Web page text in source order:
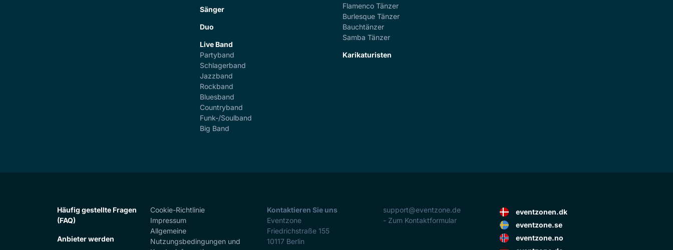
Sänger
Duo
Live Band
Partyband
Schlagerband
Jazzband
Rockband
Bluesband
Countryband
Funk-/Soulband
Big Band
Flamenco Tänzer
Burlesque Tänzer
Bauchtänzer
Samba Tänzer
Karikaturisten
Häufig gestellte Fragen
(FAQ)
Anbieter werden
Cookie-Richtlinie
Impressum
Allgemeine
Nutzungsbedingungen und
Kontaktieren Sie uns
Eventzone
Friedrichstraße 155
10117 Berlin
support@eventzone.de
- Zum Kontaktformular
eventzonen.dk
eventzone.se
eventzone.no